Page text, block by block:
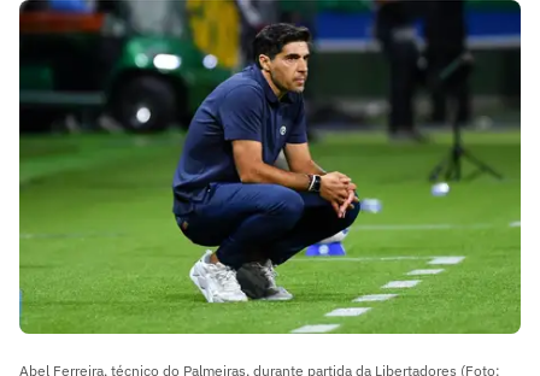
Abel Ferreira, técnico do Palmeiras, durante partida da Libertadores (Foto: